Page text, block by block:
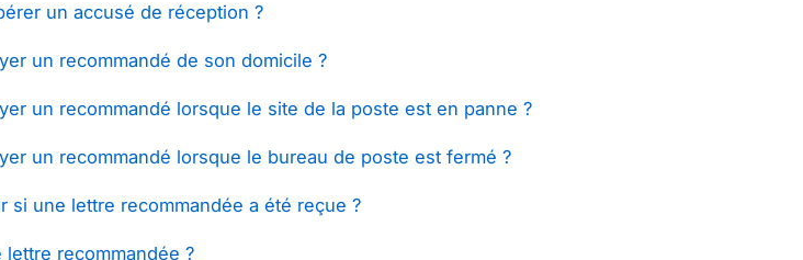
un accusé de réception ?
un recommandé de son domicile ?
un recommandé lorsque le site de la poste est en panne ?
un recommandé lorsque le bureau de poste est fermé ?
si une lettre recommandée a été reçue ?
lettre recommandée ?